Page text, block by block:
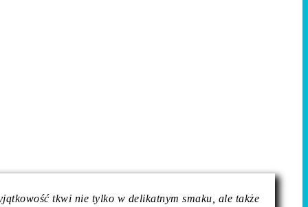
tkwi nie tylko w delikatnym smaku, ale także